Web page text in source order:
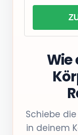
Wie
Schiebe
in deinem